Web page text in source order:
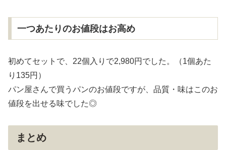
一つあたりのお値段はお高め
初めてセットで、22個入りで2,980円でした。（1個あた
り135円）
パン屋さんで買うパンのお値段ですが、品質・味はこのお
値段を出せる味でした◎
まとめ